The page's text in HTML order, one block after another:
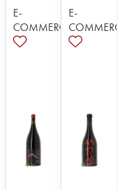
E-
COMMERCE
E-
COMMERCE